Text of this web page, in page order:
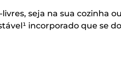
seja na sua cozinha
incorporado que se